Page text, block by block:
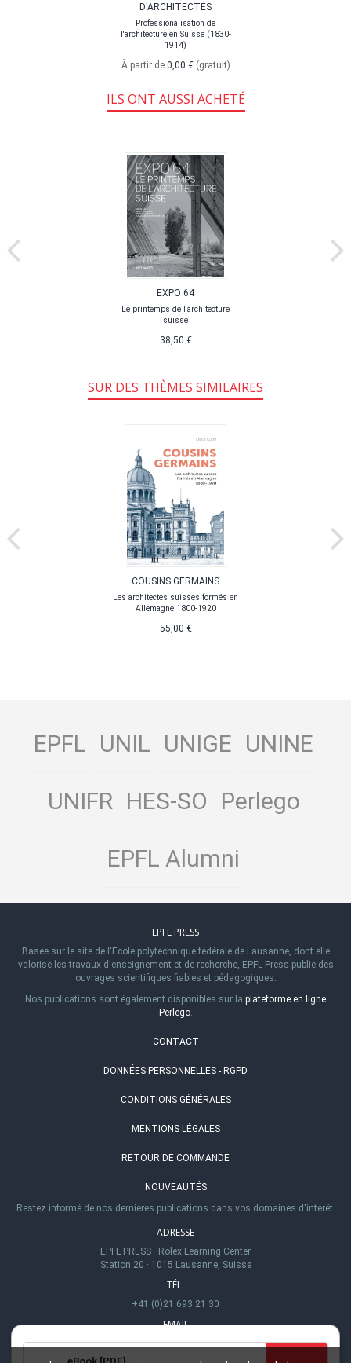
D'ARCHITECTES
Professionalisation de
l'architecture en Suisse (1830-
1914)
À partir de 0,00 € (gratuit)
ILS ONT AUSSI ACHETÉ
EXPO 64
Le printemps de l'architecture
suisse
38,50 €
SUR DES THÈMES SIMILAIRES
COUSINS GERMAINS
Les architectes suisses formés en
Allemagne 1800-1920
55,00 €
EPFL UNIL UNIGE UNINE
UNIFR HES-SO Perlego
EPFL Alumni
EPFL PRESS
Basée sur le site de l'Ecole polytechnique fédérale de Lausanne, dont elle
valorise les travaux d'enseignement et de recherche, EPFL Press publie des
ouvrages scientifiques fiables et pédagogiques.
Nos publications sont également disponibles sur la plateforme en ligne
Perlego.
CONTACT
DONNÉES PERSONNELLES - RGPD
CONDITIONS GÉNÉRALES
MENTIONS LÉGALES
RETOUR DE COMMANDE
NOUVEAUTÉS
Restez informé de nos dernières publications dans vos domaines d'intérêt.
ADRESSE
EPFL PRESS · Rolex Learning Center
Station 20 · 1015 Lausanne, Suisse
TÉL.
+41 (0)21 693 21 30
EMAIL
info@epflpress.org